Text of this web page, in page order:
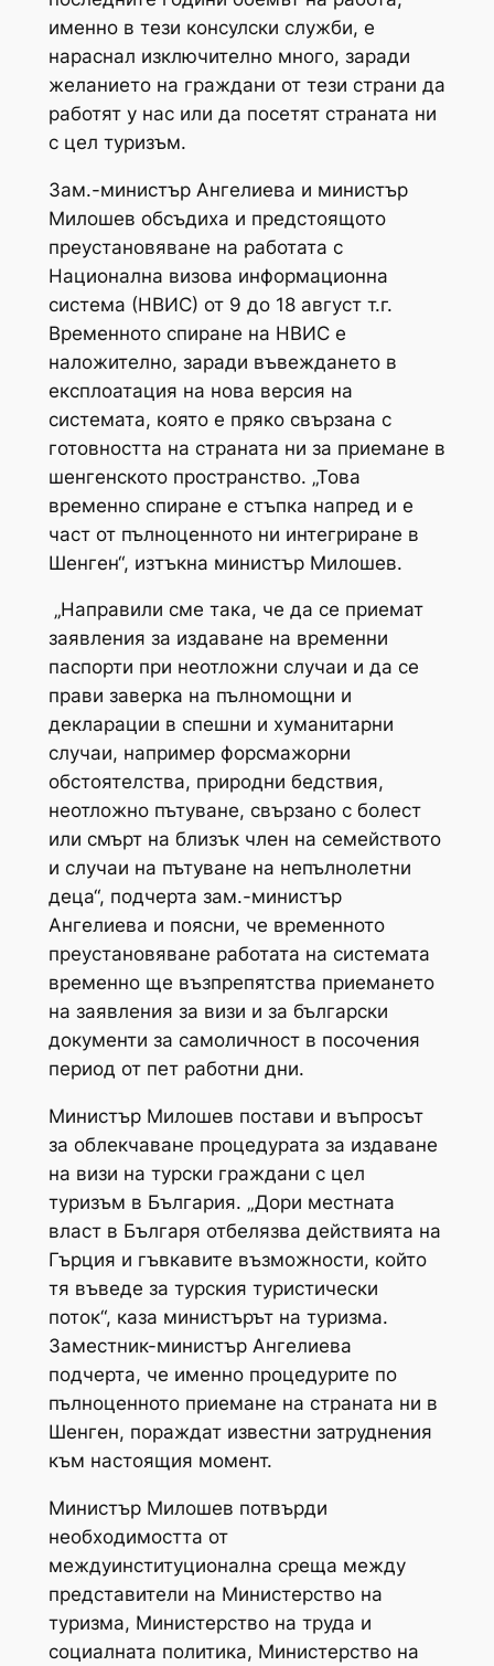
именно в тези консулски служби, е
нараснал изключително много, заради
желанието на граждани от тези страни да
работят у нас или да посетят страната ни
с цел туризъм.
Зам.-министър Ангелиева и министър
Милошев обсъдиха и предстоящото
преустановяване на работата с
Национална визова информационна
система (НВИС) от 9 до 18 август т.г.
Временното спиране на НВИС е
наложително, заради въвеждането в
експлоатация на нова версия на
системата, която е пряко свързана с
готовността на страната ни за приемане в
шенгенското пространство. „Това
временно спиране е стъпка напред и е
част от пълноценното ни интегриране в
Шенген“, изтъкна министър Милошев.
„Направили сме така, че да се приемат
заявления за издаване на временни
паспорти при неотложни случаи и да се
прави заверка на пълномощни и
декларации в спешни и хуманитарни
случаи, например форсмажорни
обстоятелства, природни бедствия,
неотложно пътуване, свързано с болест
или смърт на близък член на семейството
и случаи на пътуване на непълнолетни
деца“, подчерта зам.-министър
Ангелиева и поясни, че временното
преустановяване работата на системата
временно ще възпрепятства приемането
на заявления за визи и за български
документи за самоличност в посочения
период от пет работни дни.
Министър Милошев постави и въпросът
за облекчаване процедурата за издаване
на визи на турски граждани с цел
туризъм в България. „Дори местната
власт в Българя отбелязва действията на
Гърция и гъвкавите възможности, който
тя въведе за турския туристически
поток“, каза министърът на туризма.
Заместник-министър Ангелиева
подчерта, че именно процедурите по
пълноценното приемане на страната ни в
Шенген, пораждат известни затруднения
към настоящия момент.
Министър Милошев потвърди
необходимостта от
междуинституционална среща между
представители на Министерство на
туризма, Министерство на труда и
социалната политика, Министерство на